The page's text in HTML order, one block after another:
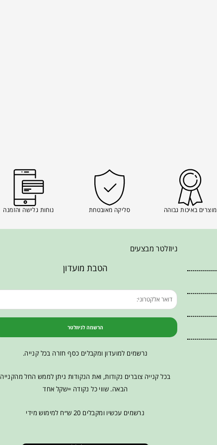
מוצרים באיכות גבוהה סליקה מאובטחת נוחות גלישה והזמנה
ניוזלטר מבצעים
הטבת מועדון
הרשמה לניוזלטר
נרשמים למועדון ומקבלים כסף חזרה בכל קנייה.
בכל קנייה צוברים נקודות, ואת הנקודות ניתן לממש החל מהקנייה
הבאה. שווי כל נקודה =שקל אחד
נרשמים עכשיו ומקבלים 20 ש״ח למימוש מידי